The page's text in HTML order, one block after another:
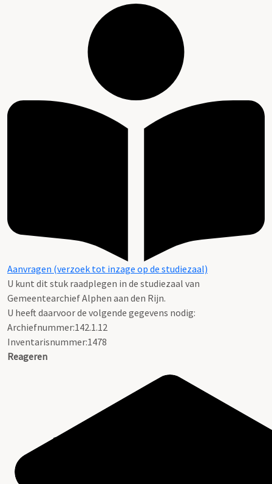
Aanvragen (verzoek tot inzage op de studiezaal)
U kunt dit stuk raadplegen in de studiezaal van
Gemeentearchief Alphen aan den Rijn.
U heeft daarvoor de volgende gegevens nodig:
Archiefnummer:142.1.12
Inventarisnummer:1478
Reageren